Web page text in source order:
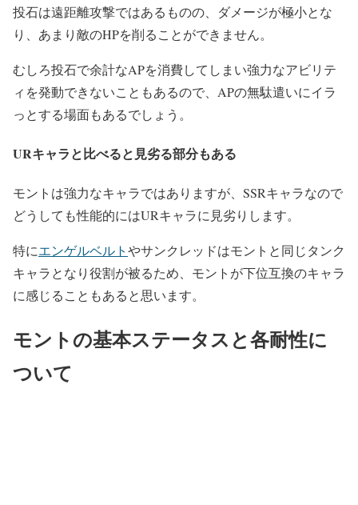
投石は遠距離攻撃ではあるものの、ダメージが極小とな
り、あまり敵のHPを削ることができません。
むしろ投石で余計なAPを消費してしまい強力なアビリテ
ィを発動できないこともあるので、APの無駄遣いにイラ
っとする場面もあるでしょう。
URキャラと比べると見劣る部分もある
モントは強力なキャラではありますが、SSRキャラなので
どうしても性能的にはURキャラに見劣りします。
特にエンゲルベルトやサンクレッドはモントと同じタンク
キャラとなり役割が被るため、モントが下位互換のキャラ
に感じることもあると思います。
モントの基本ステータスと各耐性に
ついて